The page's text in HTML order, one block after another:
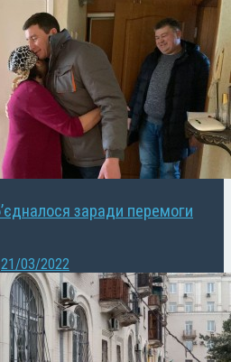
заради перемоги
21/03/2022